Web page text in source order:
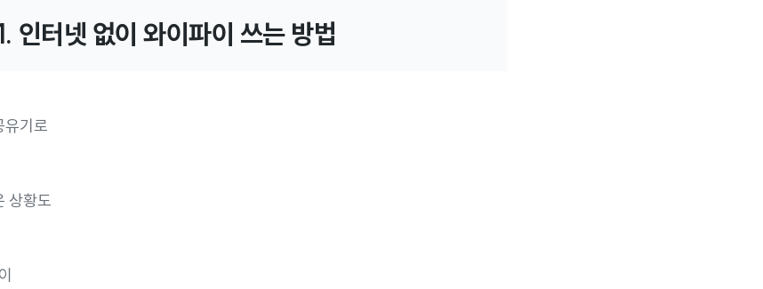
인터넷 없이 와이파이 쓰는 방법
유기로
상황도